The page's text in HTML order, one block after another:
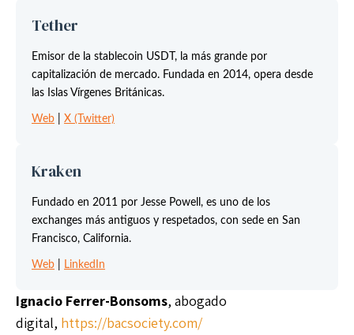
Tether
Emisor de la stablecoin USDT, la más grande por
capitalización de mercado. Fundada en 2014, opera desde
las Islas Vírgenes Británicas.
Web X (Twitter)
Kraken
Fundado en 2011 por Jesse Powell, es uno de los
exchanges más antiguos y respetados, con sede en San
Francisco, California.
Web LinkedIn
Ignacio Ferrer-Bonsoms, abogado
digital, https://bacsociety.com/